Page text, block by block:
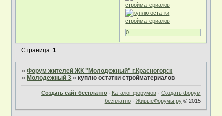
0
Страница:1
»Форум жителей ЖК "Молодежный" г.Красногорск
» Молодежный 3 »куплю остатки стройматериалов
Создать сайт бесплатно· Каталог форумов· Создать форум
бесплатно· ЖивыеФорумы.ру© 2015